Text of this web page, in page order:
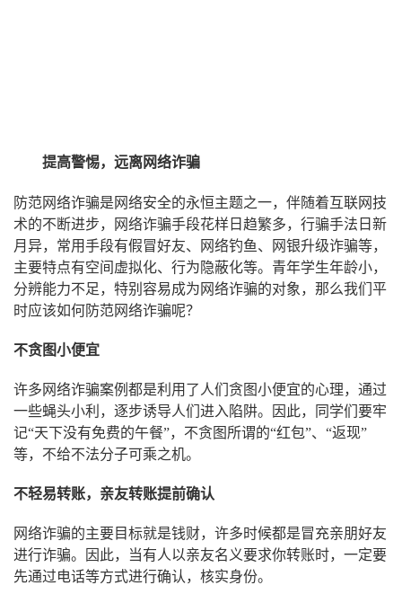
提高警惕，远离网络诈骗
防范网络诈骗是网络安全的永恒主题之一，伴随着互联网技
术的不断进步，网络诈骗手段花样日趋繁多，行骗手法日新
月异，常用手段有假冒好友、网络钓鱼、网银升级诈骗等，
主要特点有空间虚拟化、行为隐蔽化等。青年学生年龄小，
分辨能力不足，特别容易成为网络诈骗的对象，那么我们平
时应该如何防范网络诈骗呢？
不贪图小便宜
许多网络诈骗案例都是利用了人们贪图小便宜的心理，通过
一些蝇头小利，逐步诱导人们进入陷阱。因此，同学们要牢
记“天下没有免费的午餐”，不贪图所谓的“红包”、“返现”
等，不给不法分子可乘之机。
不轻易转账，亲友转账提前确认
网络诈骗的主要目标就是钱财，许多时候都是冒充亲朋好友
进行诈骗。因此，当有人以亲友名义要求你转账时，一定要
先通过电话等方式进行确认，核实身份。